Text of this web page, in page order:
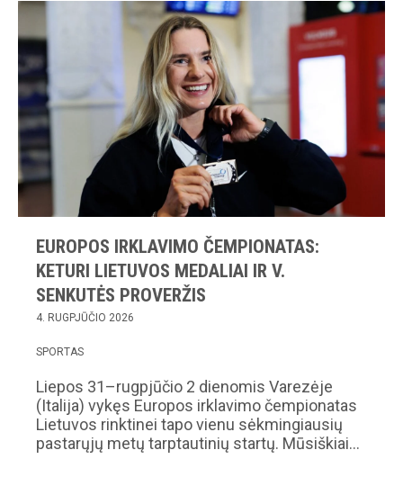
EUROPOS IRKLAVIMO ČEMPIONATAS:
KETURI LIETUVOS MEDALIAI IR V.
SENKUTĖS PROVERŽIS
4. RUGPJŪČIO 2026
SPORTAS
Liepos 31–rugpjūčio 2 dienomis Varezėje
(Italija) vykęs Europos irklavimo čempionatas
Lietuvos rinktinei tapo vienu sėkmingiausių
pastarųjų metų tarptautinių startų. Mūsiškiai…